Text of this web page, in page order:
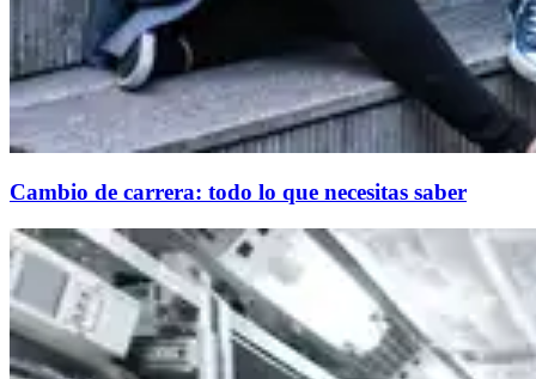
Cambio de carrera: todo lo que necesitas saber